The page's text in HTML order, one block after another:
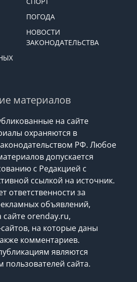
ПОГОДА
НОВОСТИ
ЗАКОНОДАТЕЛЬСТВА
материалов
на сайте
охраняются в
РФ. Любое
допускается
с Редакцией с
ссылкой на источник.
ответственности за
объявлений,
orenday.ru,
на которые даны
комментариев.
являются
сайта.